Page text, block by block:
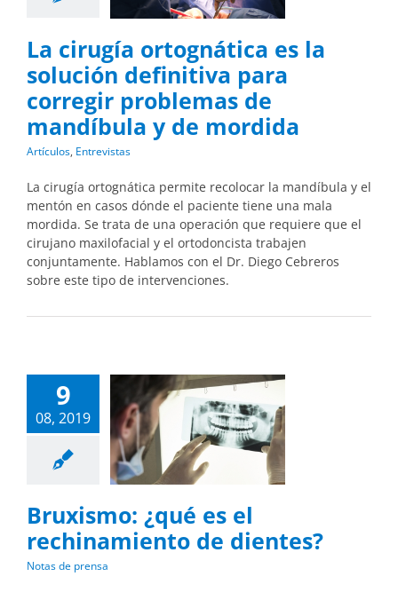
La cirugía ortognática es la
solución definitiva para
corregir problemas de
mandíbula y de mordida
Artículos, Entrevistas
La cirugía ortognática permite recolocar la mandíbula y el
mentón en casos dónde el paciente tiene una mala
mordida. Se trata de una operación que requiere que el
cirujano maxilofacial y el ortodoncista trabajen
conjuntamente. Hablamos con el Dr. Diego Cebreros
sobre este tipo de intervenciones.
9
08, 2019
Bruxismo: ¿qué es el
rechinamiento de dientes?
Notas de prensa